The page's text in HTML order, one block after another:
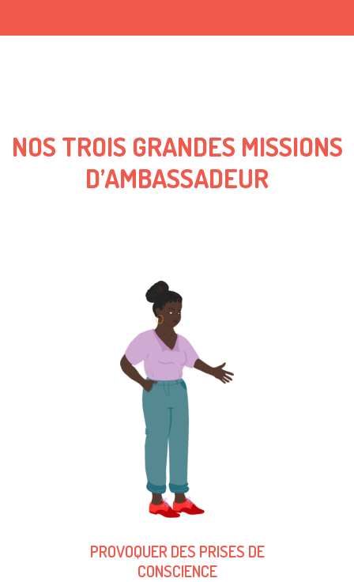
NOS TROIS GRANDES MISSIONS
D’AMBASSADEUR
PROVOQUER DES PRISES DE
CONSCIENCE